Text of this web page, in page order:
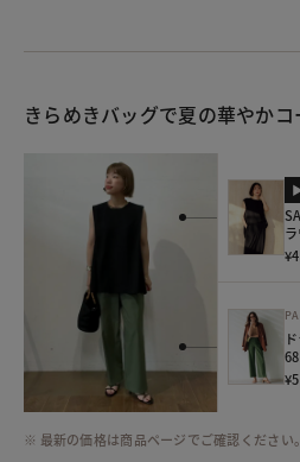
きらめきバッグで夏の華やかコ
※ 最新の価格は商品ページでご確認ください。